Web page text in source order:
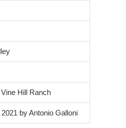
Hill Ranch
by Antonio Galloni